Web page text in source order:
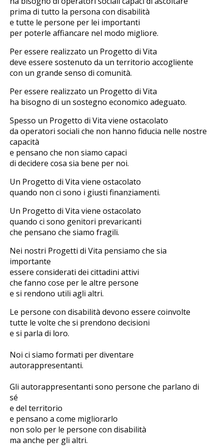
prima di tutto la persona con disabilità
e tutte le persone per lei importanti
per poterle affiancare nel modo migliore.
Per essere realizzato un Progetto di Vita
deve essere sostenuto da un territorio accogliente
con un grande senso di comunità.
Per essere realizzato un Progetto di Vita
ha bisogno di un sostegno economico adeguato.
Spesso un Progetto di Vita viene ostacolato
da operatori sociali che non hanno fiducia nelle nostre
capacità
e pensano che non siamo capaci
di decidere cosa sia bene per noi.
Un Progetto di Vita viene ostacolato
quando non ci sono i giusti finanziamenti.
Un Progetto di Vita viene ostacolato
quando ci sono genitori prevaricanti
che pensano che siamo fragili.
Nei nostri Progetti di Vita pensiamo che sia
importante
essere considerati dei cittadini attivi
che fanno cose per le altre persone
e si rendono utili agli altri.
Le persone con disabilità devono essere coinvolte
tutte le volte che si prendono decisioni
e si parla di loro.
Noi ci siamo formati per diventare
autorappresentanti.
Gli autorappresentanti sono persone che parlano di
sé
e del territorio
e pensano a come migliorarlo
non solo per le persone con disabilità
ma anche per gli altri.